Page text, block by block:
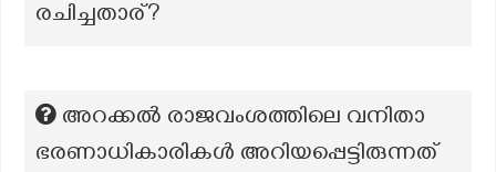
രചിച്ചതാര്?
അറക്കൽ രാജവംശത്തിലെ വനിതാ
ഭരണാധികാരികൾ അറിയപ്പെട്ടിരുന്നത്